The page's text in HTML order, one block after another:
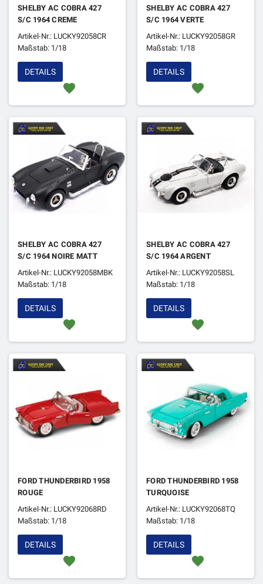
SHELBY AC COBRA 427
S/C 1964 CREME
Artikel-Nr.: LUCKY92058CR
Maßstab: 1/18
favorite
DETAILS
SHELBY AC COBRA 427
S/C 1964 VERTE
Artikel-Nr.: LUCKY92058GR
Maßstab: 1/18
favorite
DETAILS
SHELBY AC COBRA 427
S/C 1964 NOIRE MATT
Artikel-Nr.: LUCKY92058MBK
Maßstab: 1/18
favorite
DETAILS
SHELBY AC COBRA 427
S/C 1964 ARGENT
Artikel-Nr.: LUCKY92058SL
Maßstab: 1/18
favorite
DETAILS
FORD THUNDERBIRD 1958
ROUGE
Artikel-Nr.: LUCKY92068RD
Maßstab: 1/18
favorite
DETAILS
FORD THUNDERBIRD 1958
TURQUOISE
Artikel-Nr.: LUCKY92068TQ
Maßstab: 1/18
favorite
DETAILS